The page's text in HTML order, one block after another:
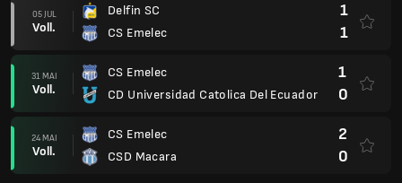
05 JUL
Voll.
Delfin SC
CS Emelec
1
1
31 MAI
Voll.
CS Emelec
CD Universidad Catolica Del Ecuador
1
0
24 MAI
Voll.
CS Emelec
CSD Macara
2
0